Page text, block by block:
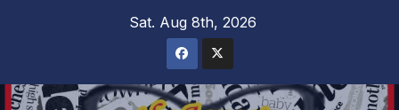
Sat. Aug 8th, 2026